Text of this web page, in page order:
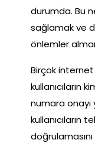
durumda. Bu
sağlamak ve
önlemler
Birçok
kullanıcıların
numara onayı
kullanıcıların